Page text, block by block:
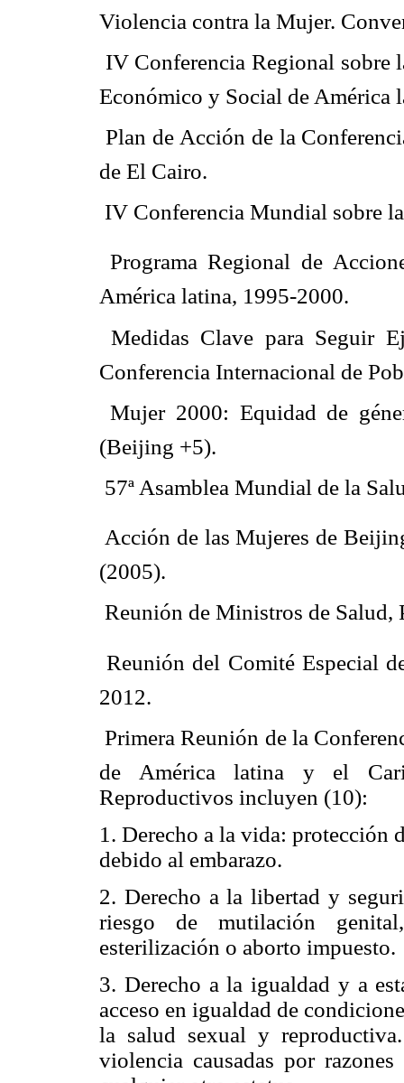
Violencia contra la Mujer.
 IV Conferencia Regional
Económico y Social de América
 Plan de Acción de la
de El Cairo.
 IV Conferencia Mundial sobre
 Programa Regional de
América latina, 1995-2000.
 Medidas Clave para Seguir
Conferencia Internacional de
 Mujer 2000: Equidad de
(Beijing +5).
 57ª Asamblea Mundial de la
 Acción de las Mujeres de
(2005).
 Reunión de Ministros de Salud,
 Reunión del Comité Especial
2012.
 Primera Reunión de la
de América latina y el
Reproductivos incluyen (10):
1. Derecho a la vida: protección
debido al embarazo.
2. Derecho a la libertad y
riesgo de mutilación
esterilización o aborto impuesto.
3. Derecho a la igualdad y a
acceso en igualdad de
la salud sexual y
violencia causadas por